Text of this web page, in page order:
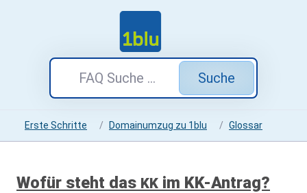
Suche
Erste Schritte Domainumzug zu 1blu Glossar
Wofür steht das KK im KK-Antrag?